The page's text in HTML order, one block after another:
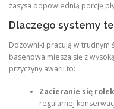
zasysa odpowiednią porcję
Dlaczego systemy
Dozowniki pracują w trudnym
basenowa miesza się z
przyczyny awarii to:
Zacieranie się
regularnej